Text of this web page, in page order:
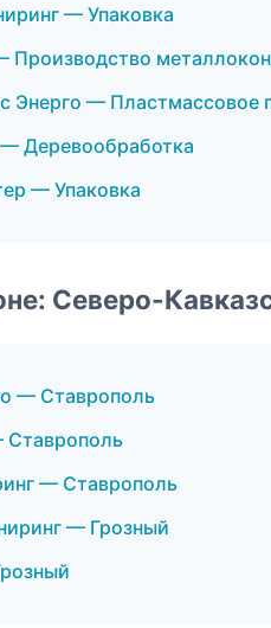
— Упаковка
Энерго — Пластмассовое
Деревообработка
— Упаковка
Северо-
— Ставрополь
— Ставрополь
— Грозный